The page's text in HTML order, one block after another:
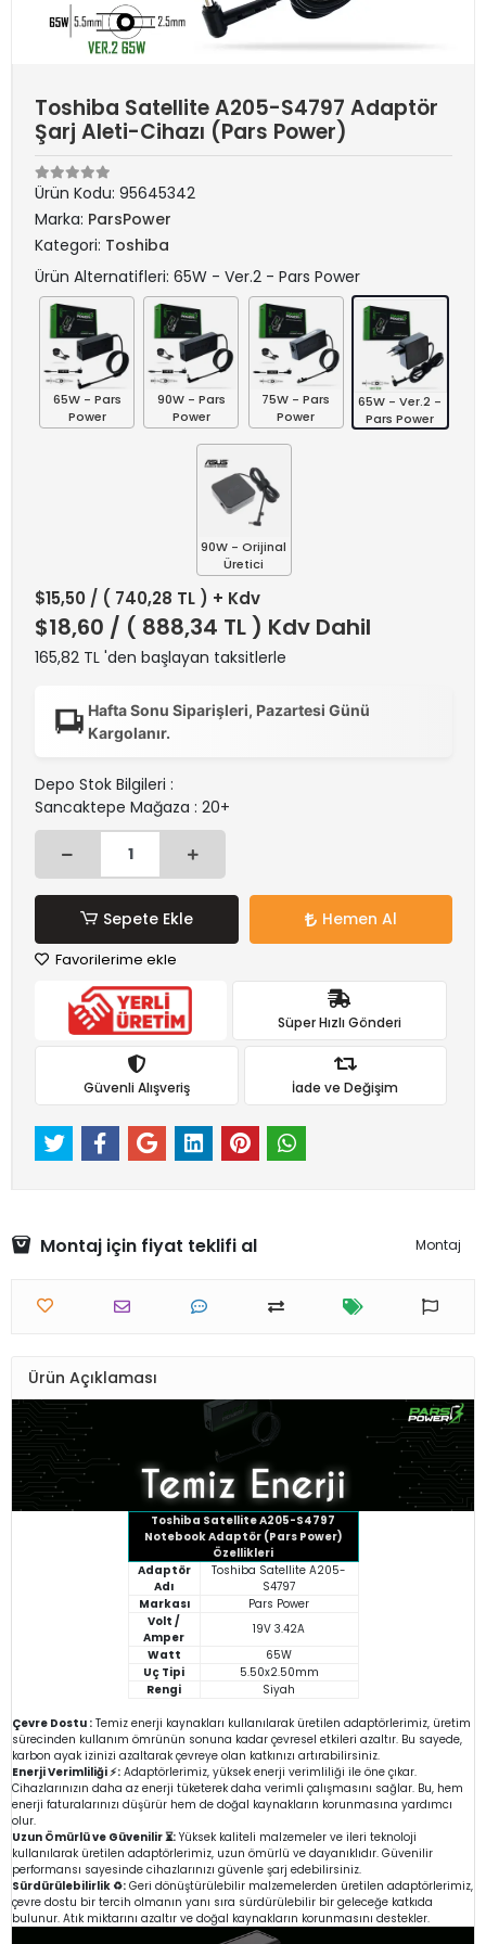
Toshiba Satellite A205-S4797 Adaptör
Şarj Aleti-Cihazı (Pars Power)
Ürün Kodu: 95645342
Marka: ParsPower
Kategori: Toshiba
Ürün Alternatifleri: 65W - Ver.2 - Pars Power
65W - Pars
Power
90W - Pars
Power
75W - Pars
Power
65W - Ver.2 -
Pars Power
90W - Orijinal
Üretici
$15,50 / ( 740,28 TL ) + Kdv
$18,60 / ( 888,34 TL ) Kdv Dahil
165,82 TL 'den başlayan taksitlerle
Hafta Sonu Siparişleri, Pazartesi Günü
Kargolanır.
Depo Stok Bilgileri :
Sancaktepe Mağaza : 20+
Sepete Ekle Hemen Al
Favorilerime ekle
Süper Hızlı Gönderi
Güvenli Alışveriş İade ve Değişim
Montaj için fiyat teklifi al Montaj
Ürün Açıklaması
Toshiba Satellite A205-S4797
Notebook Adaptör (Pars Power)
Özellikleri
Adaptör
Adı
Toshiba Satellite A205-
S4797
Markası
Pars Power
Volt /
Amper
19V 3.42A
Watt
65W
Uç Tipi
5.50x2.50mm
Rengi
Siyah
Çevre Dostu : Temiz enerji kaynakları kullanılarak üretilen adaptörlerimiz, üretim
sürecinden kullanım ömrünün sonuna kadar çevresel etkileri azaltır. Bu sayede,
karbon ayak izinizi azaltarak çevreye olan katkınızı artırabilirsiniz.
Enerji Verimliliği ⚡: Adaptörlerimiz, yüksek enerji verimliliği ile öne çıkar.
Cihazlarınızın daha az enerji tüketerek daha verimli çalışmasını sağlar. Bu, hem
enerji faturalarınızı düşürür hem de doğal kaynakların korunmasına yardımcı
olur.
Uzun Ömürlü ve Güvenilir ⏳: Yüksek kaliteli malzemeler ve ileri teknoloji
kullanılarak üretilen adaptörlerimiz, uzun ömürlü ve dayanıklıdır. Güvenilir
performansı sayesinde cihazlarınızı güvenle şarj edebilirsiniz.
Sürdürülebilirlik ♻️: Geri dönüştürülebilir malzemelerden üretilen adaptörlerimiz,
çevre dostu bir tercih olmanın yanı sıra sürdürülebilir bir geleceğe katkıda
bulunur. Atık miktarını azaltır ve doğal kaynakların korunmasını destekler.